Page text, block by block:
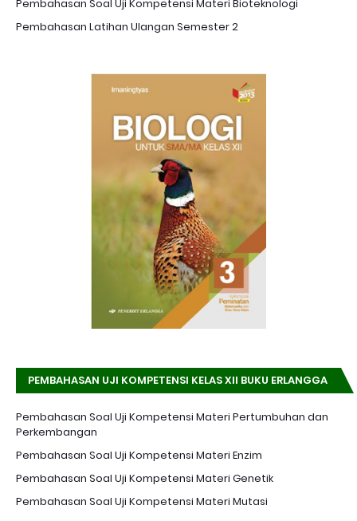
Pembahasan Soal Uji Kompetensi Materi Bioteknologi
Pembahasan Latihan Ulangan Semester 2
PEMBAHASAN UJI KOMPETENSI KELAS XII BUKU ERLANGGA
Pembahasan Soal Uji Kompetensi Materi Pertumbuhan dan
Perkembangan
Pembahasan Soal Uji Kompetensi Materi Enzim
Pembahasan Soal Uji Kompetensi Materi Genetik
Pembahasan Soal Uji Kompetensi Materi Mutasi